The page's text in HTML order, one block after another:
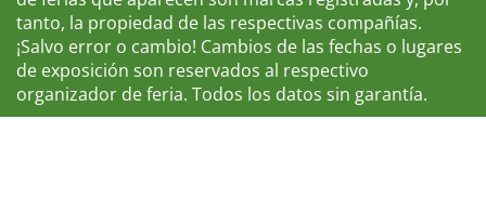
tanto, la propiedad de las respectivas compañías.
¡Salvo error o cambio! Cambios de las fechas o lugares
de exposición son reservados al respectivo
organizador de feria. Todos los datos sin garantía.